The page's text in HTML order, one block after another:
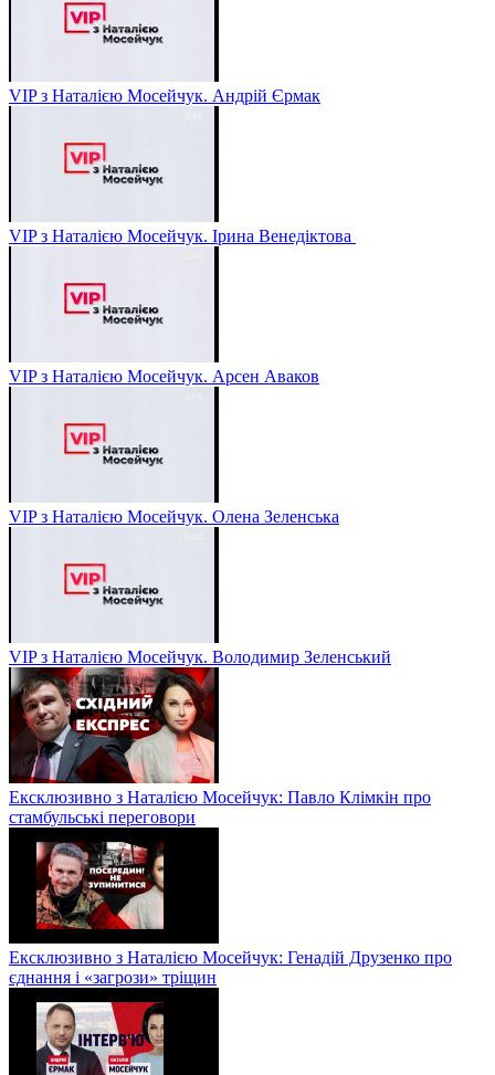
VIP з Наталією Мосейчук. Андрій Єрмак
VIP з Наталією Мосейчук. Ірина Венедіктова
VIP з Наталією Мосейчук. Арсен Аваков
VIP з Наталією Мосейчук. Олена Зеленська
VIP з Наталією Мосейчук. Володимир Зеленський
Ексклюзивно з Наталією Мосейчук: Павло Клімкін про
стамбульські переговори
Ексклюзивно з Наталією Мосейчук: Генадій Друзенко про
єднання і «загрози» тріщин